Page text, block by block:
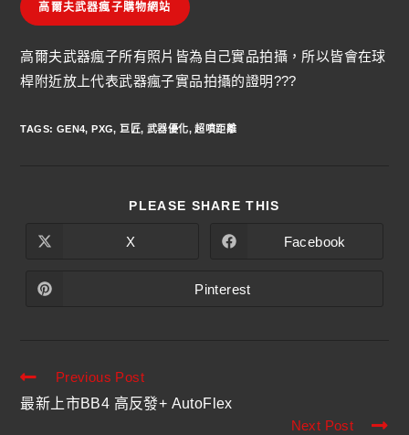
高爾夫武器瘋子購物網站
高爾夫武器瘋子所有照片皆為自己實品拍攝，所以皆會在球
桿附近放上代表武器瘋子實品拍攝的證明???
TAGS: GEN4, PXG, 巨匠, 武器優化, 超噴距離
PLEASE SHARE THIS
X Facebook
Pinterest
Previous Post
最新上市BB4 高反發+ AutoFlex
Next Post